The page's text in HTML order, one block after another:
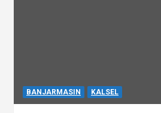
BANJARMASIN KALSEL